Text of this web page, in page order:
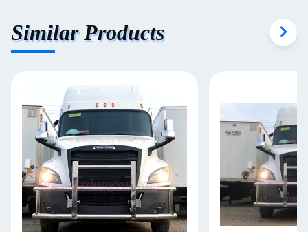
Similar Products